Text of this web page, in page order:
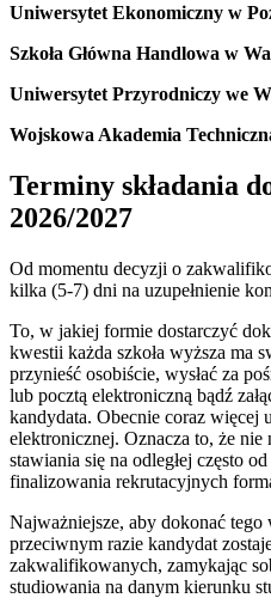
Uniwersytet Ekonomiczny w
Szkoła Główna Handlowa w
Uniwersytet Przyrodniczy we
Wojskowa Akademia
Terminy składania
2026/2027
Od momentu decyzji o
kilka (5-7) dni na uzupełnienie
To, w jakiej formie dostarczyć
kwestii każda szkoła wyższa ma
przynieść osobiście, wysłać za
lub pocztą elektroniczną bądź
kandydata. Obecnie coraz więcej
elektronicznej. Oznacza to, że nie
stawiania się na odległej często
finalizowania rekrutacyjnych
Najważniejsze, aby dokonać
przeciwnym razie kandydat
zakwalifikowanych, zamykając
studiowania na danym kierunku